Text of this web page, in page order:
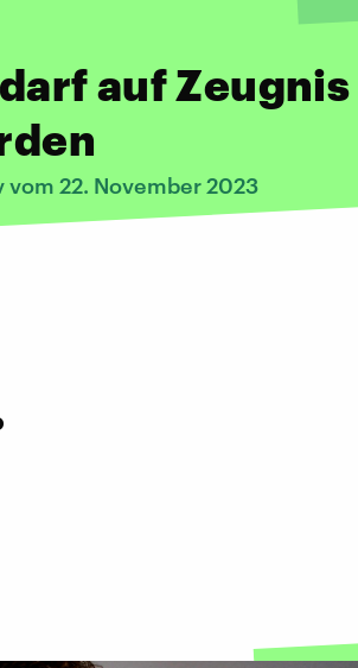
auf Zeugnis
22. November 2023